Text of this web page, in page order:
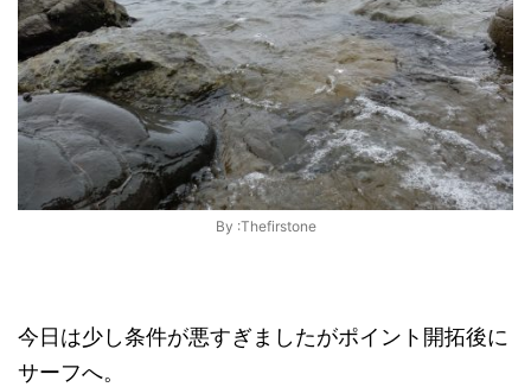
By :Thefirstone
今日は少し条件が悪すぎましたがポイント開拓後に
サーフへ。